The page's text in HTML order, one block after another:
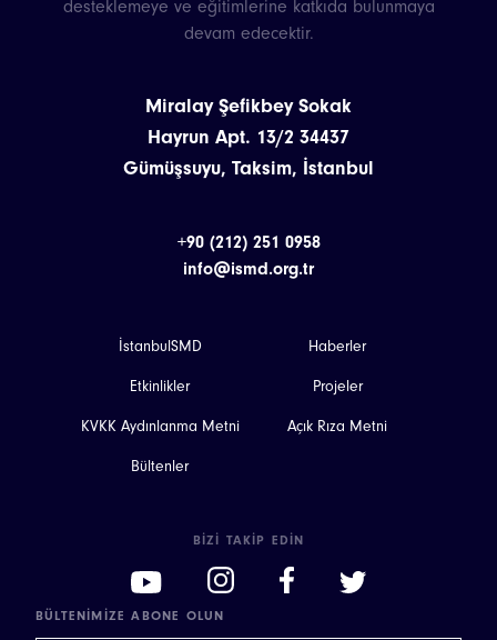
desteklemeye ve eğitimlerine katkıda bulunmaya
devam edecektir.
Miralay Şefikbey Sokak
Hayrun Apt. 13/2 34437
Gümüşsuyu, Taksim, İstanbul
+90 (212) 251 0958
info@ismd.org.tr
İstanbulSMD Haberler
Etkinlikler Projeler
KVKK Aydınlanma Metni Açık Rıza Metni
Bültenler
BIZI TAKIP EDIN
BÜLTENIMIZE ABONE OLUN